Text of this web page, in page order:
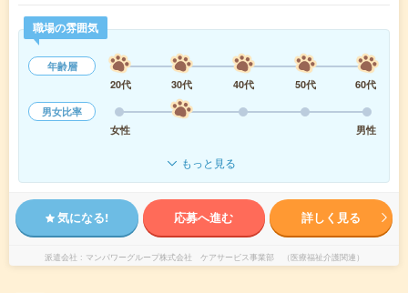
職場の雰囲気
年齢層
20代
30代 40代 50代
60代
男女比率
女性
男性
もっと見る
気になる! 応募へ進む 詳しく見る
派遣会社 マンパワーグループ株式会社 ケアサービス事業部 （医療福祉介護関連）